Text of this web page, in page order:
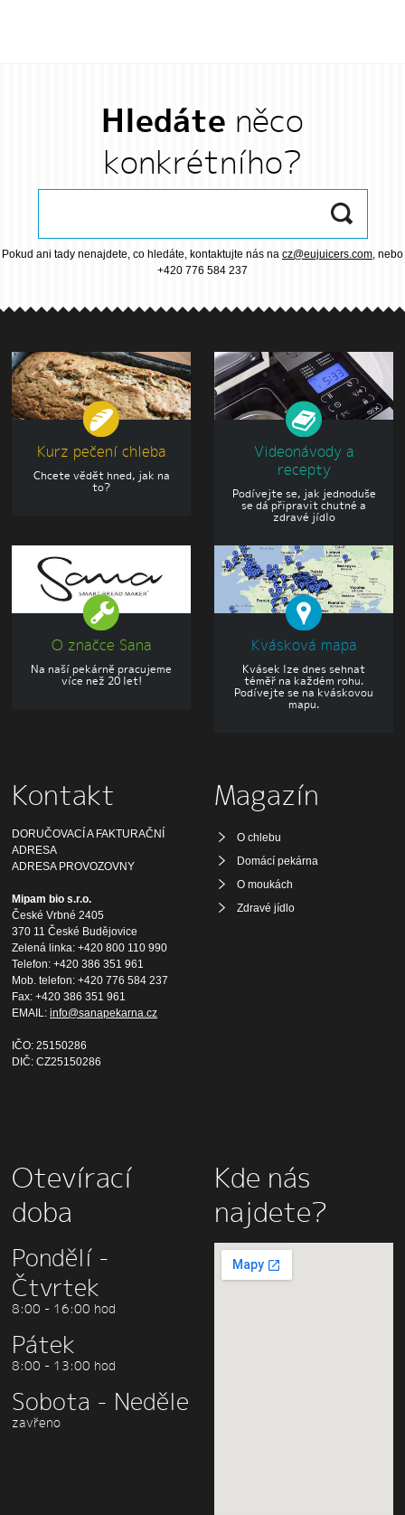
Hledáte něco
konkrétního?
Pokud ani tady nenajdete, co hledáte, kontaktujte nás na cz@eujuicers.com, nebo
+420 776 584 237
Kurz pečení chleba
Chcete vědět hned, jak na
to?
Videonávody a
recepty
Podívejte se, jak jednoduše
se dá připravit chutné a
zdravé jídlo
O značce Sana
Na naší pekárně pracujeme
více než 20 let!
Kvásková mapa
Kvásek lze dnes sehnat
téměř na každém rohu.
Podívejte se na kváskovou
mapu.
Kontakt
DORUČOVACÍ A FAKTURAČNÍ
ADRESA
ADRESA PROVOZOVNY
Mipam bio s.r.o.
České Vrbné 2405
370 11 České Budějovice
Zelená linka: +420 800 110 990
Telefon: +420 386 351 961
Mob. telefon: +420 776 584 237
Fax: +420 386 351 961
EMAIL:info@sanapekarna.cz
IČO: 25150286
DIČ: CZ25150286
Magazín
O chlebu
Domácí pekárna
O moukách
Zdravé jídlo
Otevírací
doba
Pondělí -
Čtvrtek
8:00 - 16:00 hod
Pátek
8:00 - 13:00 hod
Sobota - Neděle
zavřeno
Kde nás
najdete?